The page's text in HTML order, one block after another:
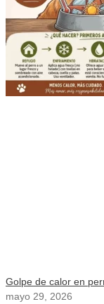
Golpe de calor en
mayo 29, 2026